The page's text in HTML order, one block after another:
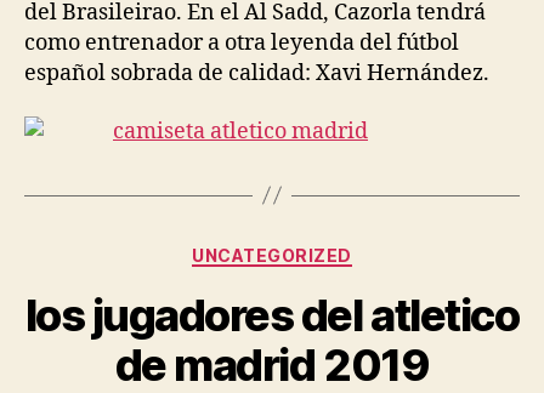
del Brasileirao. En el Al Sadd, Cazorla tendrá
como entrenador a otra leyenda del fútbol
español sobrada de calidad: Xavi Hernández.
Categorías
UNCATEGORIZED
los jugadores del atletico
de madrid 2019